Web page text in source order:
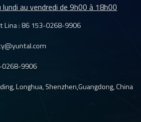
au vendredi de 9h00 à 18h00
Lina :86 153-0268-9906
9906
Longhua, Shenzhen,Guangdong, China